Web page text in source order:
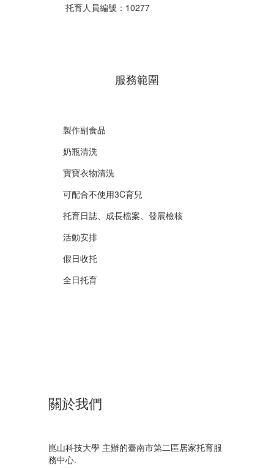
托育人員編號：10277
服務範圍
製作副食品
奶瓶清洗
寶寶衣物清洗
可配合不使用3C育兒
托育日誌、成長檔案、發展檢核
活動安排
假日收托
全日托育
關於我們
崑山科技大學 主辦的臺南市第二區居家托育服
務中心.